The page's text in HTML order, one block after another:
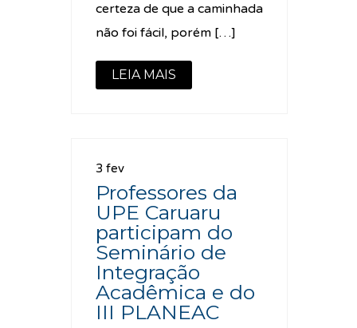
certeza de que a caminhada
não foi fácil, porém […]
LEIA MAIS
3 fev
Professores da
UPE Caruaru
participam do
Seminário de
Integração
Acadêmica e do
III PLANEAC